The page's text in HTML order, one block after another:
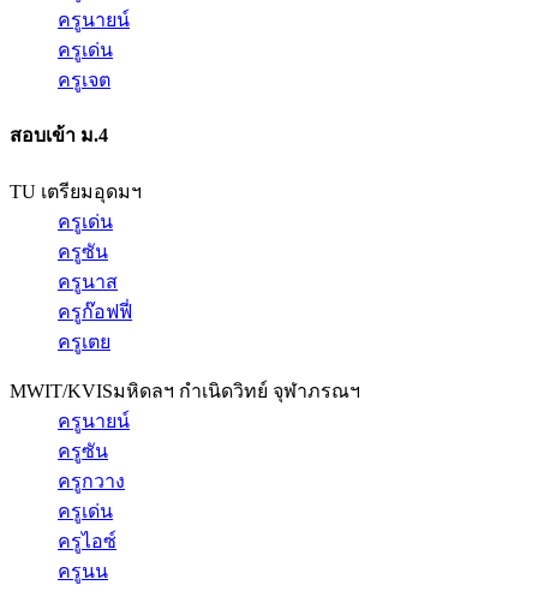
ครูนายน์
ครูเด่น
ครูเจต
สอบเข้า ม.4
TU เตรียมอุดมฯ
ครูเด่น
ครูซัน
ครูนาส
ครูก๊อฟฟี่
ครูเตย
MWIT/KVISมหิดลฯ กำเนิดวิทย์ จุฬาภรณฯ
ครูนายน์
ครูซัน
ครูกวาง
ครูเด่น
ครูไอซ์
ครูนน